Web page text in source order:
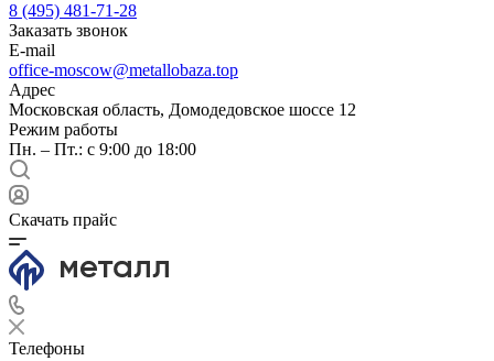
8 (495) 481-71-28
Заказать звонок
E-mail
office-moscow@metallobaza.top
Адрес
Московская область, Домодедовское шоссе 12
Режим работы
Пн. – Пт.: с 9:00 до 18:00
Скачать прайс
Телефоны